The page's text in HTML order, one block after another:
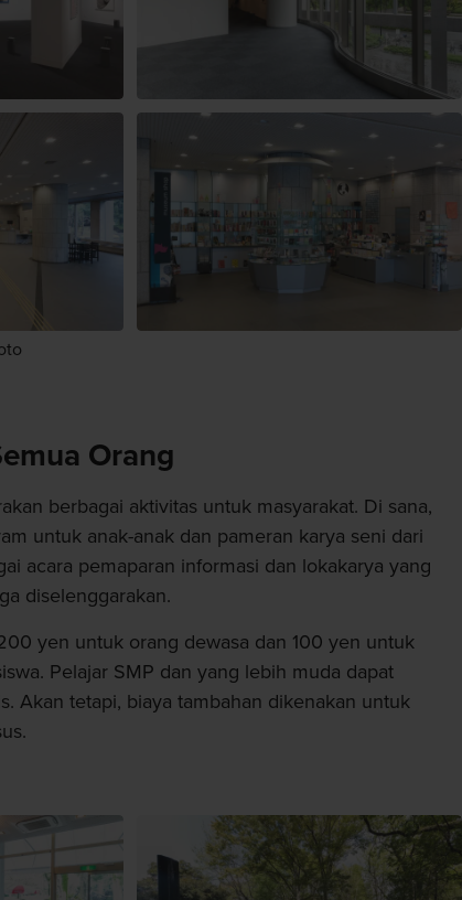
Orang
berbagai aktivitas untuk masyarakat. Di sana,
untuk anak-anak dan pameran karya seni dari
acara pemaparan informasi dan lokakarya yang
diselenggarakan.
yen untuk orang dewasa dan 100 yen untuk
Pelajar SMP dan yang lebih muda dapat
Akan tetapi, biaya tambahan dikenakan untuk